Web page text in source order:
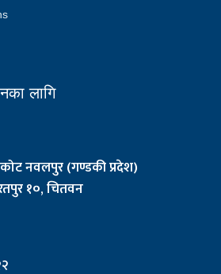
लागि
नवलपुर (गण्डकी प्रदेश)
१०, चितवन